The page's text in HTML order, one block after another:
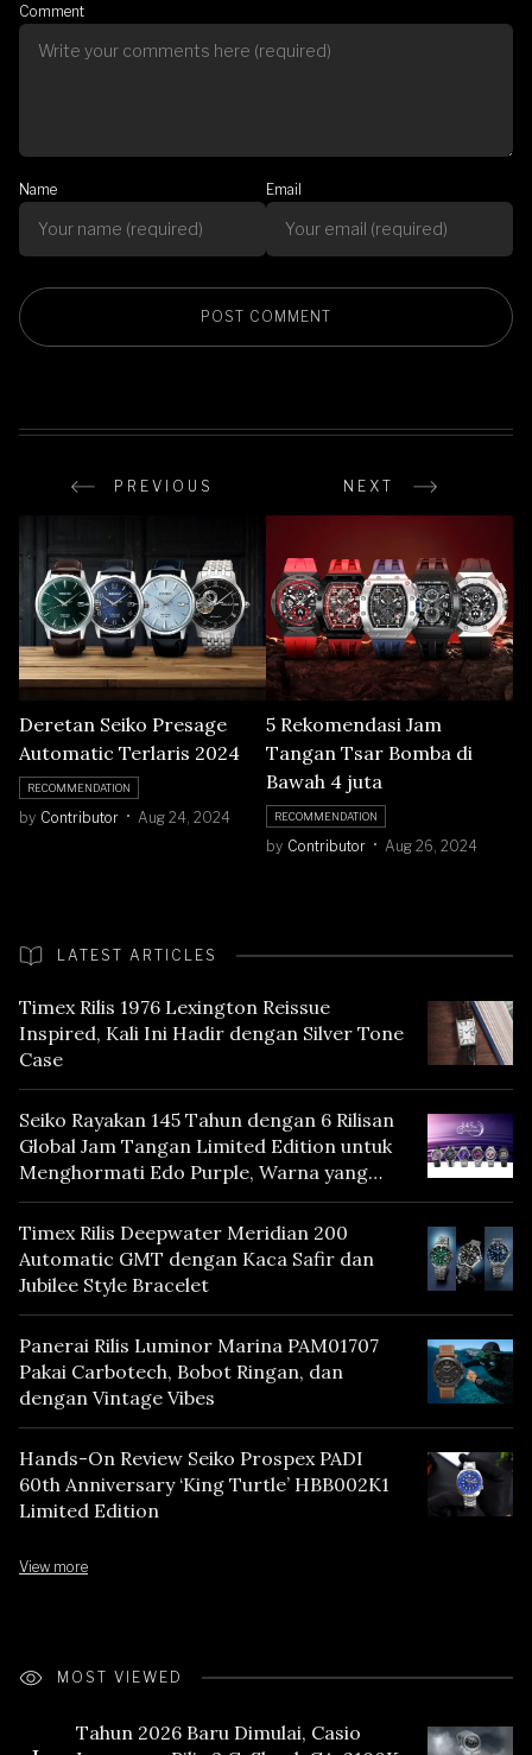
Comment
Name Email
PREVIOUS NEXT
Deretan Seiko Presage
Automatic Terlaris 2024
RECOMMENDATION
by Contributor Aug 24, 2024
5 Rekomendasi Jam
Tangan Tsar Bomba di
Bawah 4 juta
RECOMMENDATION
by Contributor Aug 26, 2024
LATEST ARTICLES
Timex Rilis 1976 Lexington Reissue
Inspired, Kali Ini Hadir dengan Silver Tone
Case
Seiko Rayakan 145 Tahun dengan 6 Rilisan
Global Jam Tangan Limited Edition untuk
Menghormati Edo Purple, Warna yang
Mencerminkan Warisan Tokyo
Timex Rilis Deepwater Meridian 200
Automatic GMT dengan Kaca Safir dan
Jubilee Style Bracelet
Panerai Rilis Luminor Marina PAM01707
Pakai Carbotech, Bobot Ringan, dan
dengan Vintage Vibes
Hands-On Review Seiko Prospex PADI
60th Anniversary ‘King Turtle’ HBB002K1
Limited Edition
View more
MOST VIEWED
Tahun 2026 Baru Dimulai, Casio